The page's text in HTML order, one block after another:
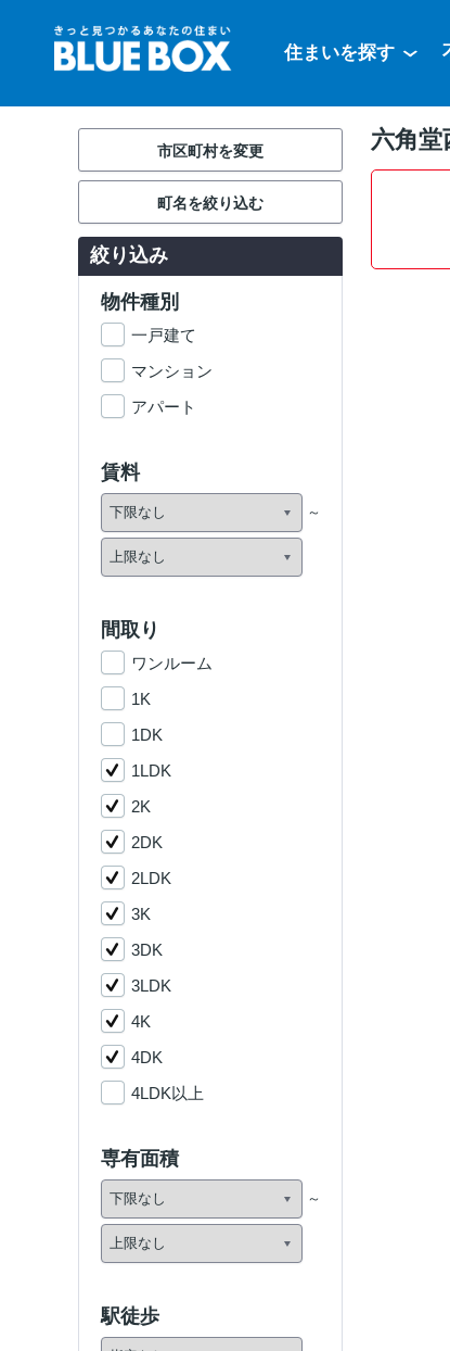
住まいを探す
六角
市区町村を変更
町名を絞り込む
絞り込み
物件種別
一戸建て
マンション
アパート
賃料
間取り
ワンルーム
1K
1DK
1LDK
2K
2DK
2LDK
3K
3DK
3LDK
4K
4DK
4LDK以上
専有面積
駅徒歩